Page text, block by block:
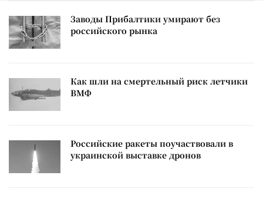
Заводы Прибалтики умирают без
российского рынка
Как шли на смертельный риск летчики
ВМФ
Российские ракеты поучаствовали в
украинской выставке дронов